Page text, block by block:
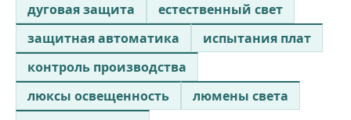
дуговая защита
естественный свет
защитная автоматика
испытания плат
контроль производства
люксы освещенность
люмены света